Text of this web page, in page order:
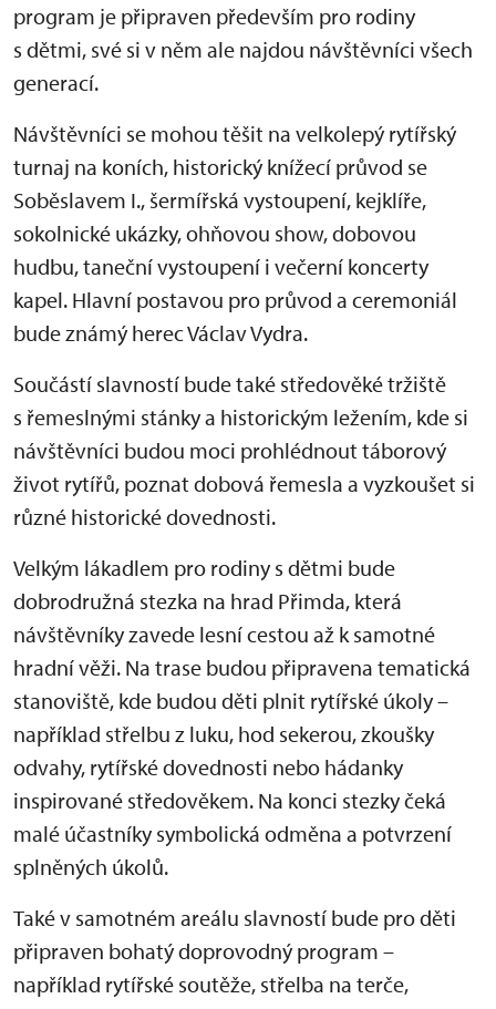
program je připraven především pro rodiny
s dětmi, své si v něm ale najdou návštěvníci všech
generací.
Návštěvníci se mohou těšit na velkolepý rytířský
turnaj na koních, historický knížecí průvod se
Soběslavem I., šermířská vystoupení, kejklíře,
sokolnické ukázky, ohňovou show, dobovou
hudbu, taneční vystoupení i večerní koncerty
kapel. Hlavní postavou pro průvod a ceremoniál
bude známý herec Václav Vydra.
Součástí slavností bude také středověké tržiště
s řemeslnými stánky a historickým ležením, kde si
návštěvníci budou moci prohlédnout táborový
život rytířů, poznat dobová řemesla a vyzkoušet si
různé historické dovednosti.
Velkým lákadlem pro rodiny s dětmi bude
dobrodružná stezka na hrad Přimda, která
návštěvníky zavede lesní cestou až k samotné
hradní věži. Na trase budou připravena tematická
stanoviště, kde budou děti plnit rytířské úkoly –
například střelbu z luku, hod sekerou, zkoušky
odvahy, rytířské dovednosti nebo hádanky
inspirované středověkem. Na konci stezky čeká
malé účastníky symbolická odměna a potvrzení
splněných úkolů.
Také v samotném areálu slavností bude pro děti
připraven bohatý doprovodný program –
například rytířské soutěže, střelba na terče,